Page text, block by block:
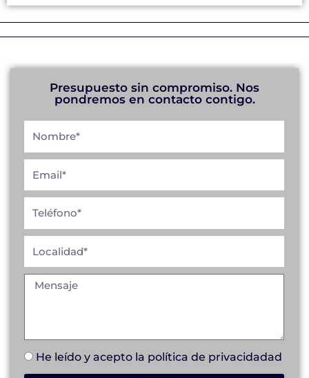
Presupuesto sin compromiso. Nos
pondremos en contacto contigo.
He leído y acepto la política de privacidadad